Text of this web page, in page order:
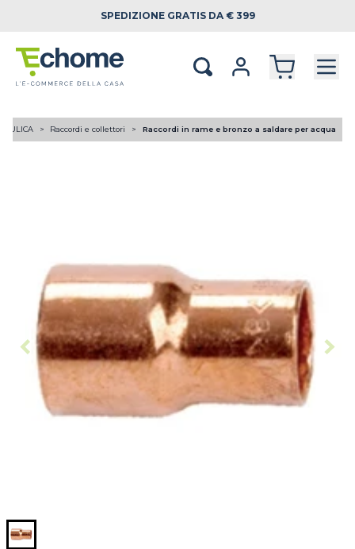
SPEDIZIONE GRATIS DA € 399
Raccordi e collettori Raccordi in rame e bronzo a saldare per acqua